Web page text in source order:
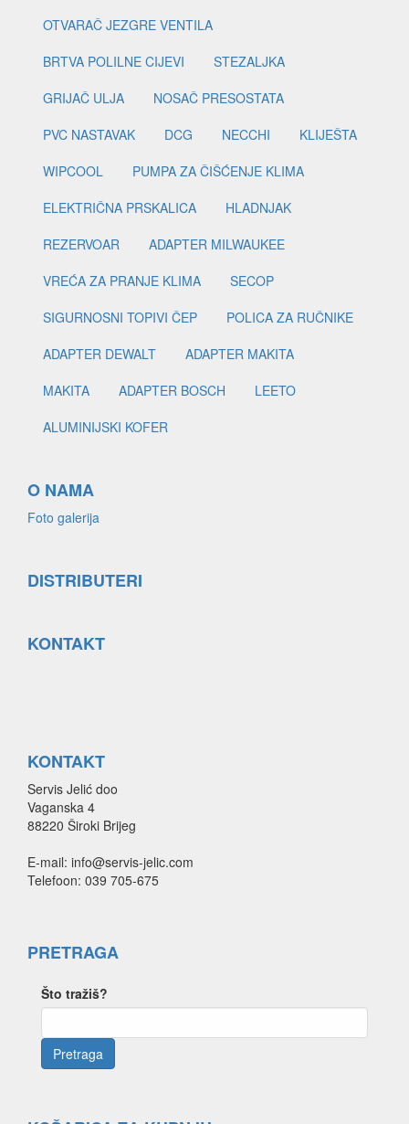
OTVARAČ JEZGRE VENTILA
BRTVA POLILNE CIJEVI
STEZALJKA
GRIJAČ ULJA
NOSAČ PRESOSTATA
PVC NASTAVAK
DCG NECCHI
KLIJEŠTA
WIPCOOL
PUMPA ZA ČIŠĆENJE KLIMA
ELEKTRIČNA PRSKALICA
HLADNJAK
REZERVOAR
ADAPTER MILWAUKEE
VREĆA ZA PRANJE KLIMA
SECOP
SIGURNOSNI TOPIVI ČEP
POLICA ZA RUČNIKE
ADAPTER DEWALT
ADAPTER MAKITA
MAKITA
ADAPTER BOSCH
LEETO
ALUMINIJSKI KOFER
O NAMA
Foto galerija
DISTRIBUTERI
KONTAKT
KONTAKT
Servis Jelić doo
Vaganska 4
88220 Široki Brijeg
E-mail: info@servis-jelic.com
Telefoon: 039 705-675
PRETRAGA
Što tražiš?